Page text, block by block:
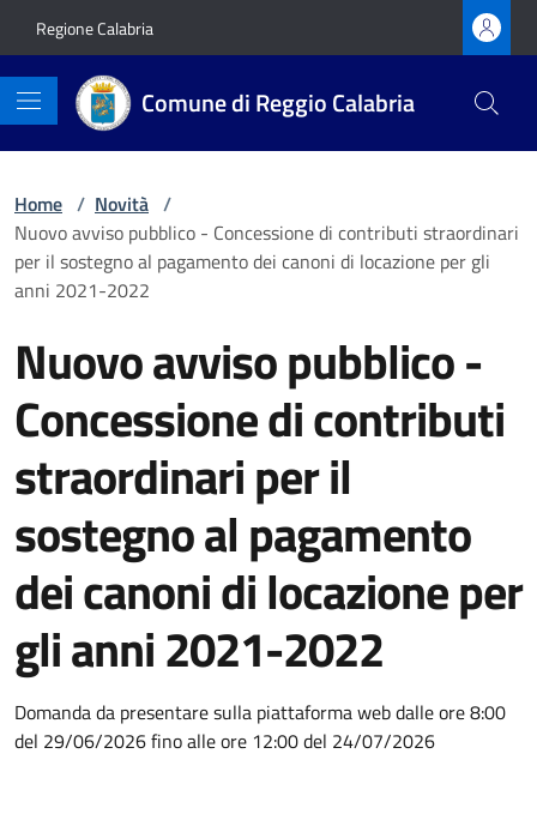
Regione Calabria
Comune di Reggio Calabria
Home / Novità /
Nuovo avviso pubblico - Concessione di contributi straordinari
per il sostegno al pagamento dei canoni di locazione per gli
anni 2021-2022
Nuovo avviso pubblico -
Concessione di contributi
straordinari per il
sostegno al pagamento
dei canoni di locazione per
gli anni 2021-2022
Dettagli della notizia
Domanda da presentare sulla piattaforma web dalle ore 8:00
del 29/06/2026 fino alle ore 12:00 del 24/07/2026